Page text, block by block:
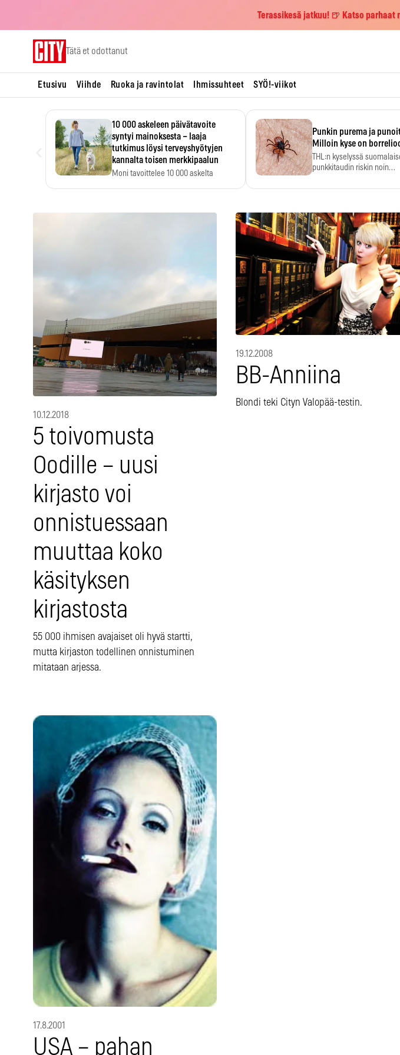
Terassikesä jatkuu! 🍺 Katso
Tätä et odottanut
Etusivu Viihde Ruoka ja ravintolat Ihmissuhteet SYÖ!-viikot
10 000 askeleen päivätavoite
syntyi mainoksesta – laaja
tutkimus löysi terveyshyötyjen
kannalta toisen merkkipaalun
Moni tavoittelee 10 000 askelta
Punkin purema ja
Milloin kyse on
THL:n kyselyssä
punkkitaudin riskin noin
10.12.2018
5 toivomusta
Oodille – uusi
kirjasto voi
onnistuessaan
muuttaa koko
käsityksen
kirjastosta
55 000 ihmisen avajaiset oli hyvä startti,
mutta kirjaston todellinen onnistuminen
mitataan arjessa.
19.12.2008
BB-Anniina
Blondi teki Cityn Valopää-testin.
17.8.2001
USA – pahan